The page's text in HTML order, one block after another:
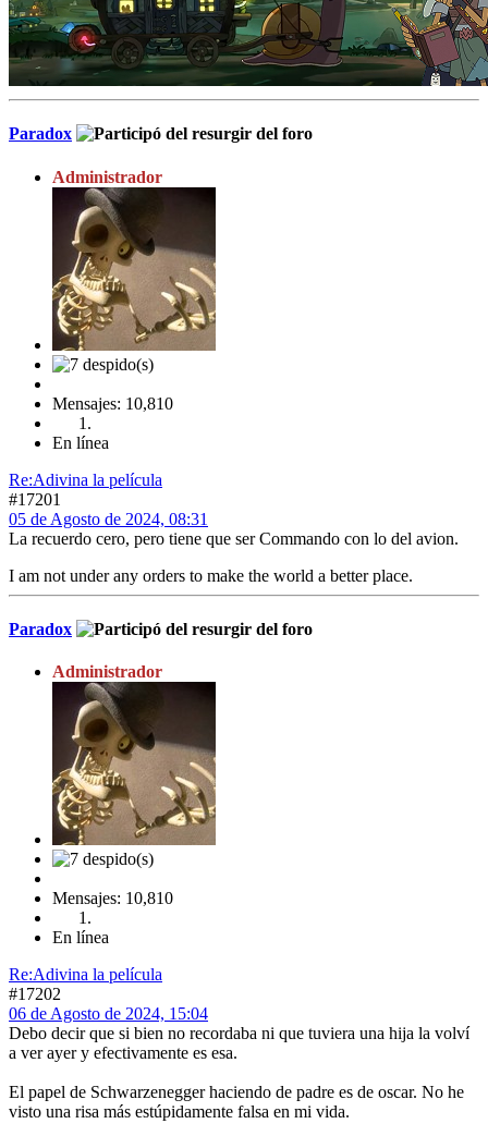
Paradox
Administrador
Mensajes: 10,810
En línea
Re:Adivina la película
#17201
05 de Agosto de 2024, 08:31
La recuerdo cero, pero tiene que ser Commando con lo del avion.
I am not under any orders to make the world a better place.
Paradox
Administrador
Mensajes: 10,810
En línea
Re:Adivina la película
#17202
06 de Agosto de 2024, 15:04
Debo decir que si bien no recordaba ni que tuviera una hija la volví
a ver ayer y efectivamente es esa.
El papel de Schwarzenegger haciendo de padre es de oscar. No he
visto una risa más estúpidamente falsa en mi vida.